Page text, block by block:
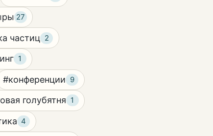
27
частиц 2
1
#конференции 9
голубятня 1
4